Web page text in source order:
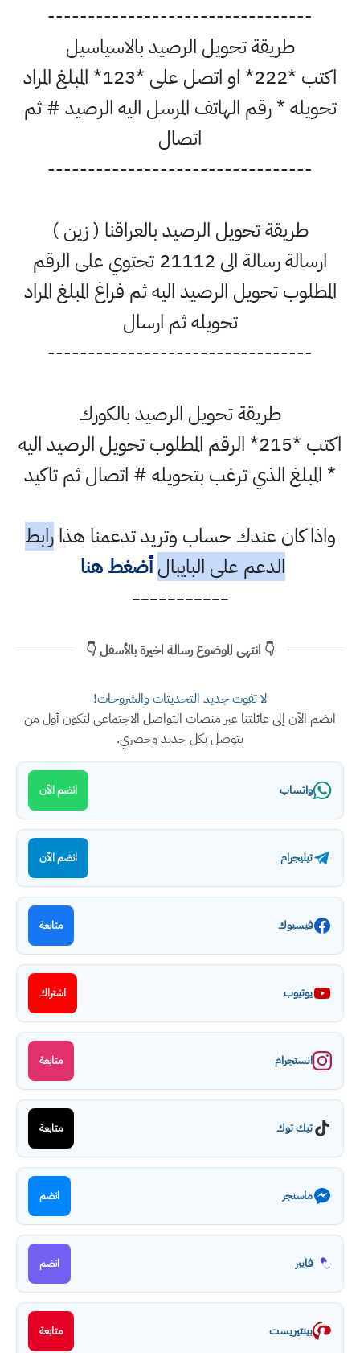
---------------------------------
طريقة تحويل الرصيد بالاسياسيل
اكتب *222* او اتصل على *123* المبلغ المراد
تحويله * رقم الهاتف المرسل اليه الرصيد # ثم
اتصال
---------------------------------
طريقة تحويل الرصيد بالعراقنا ( زين )
ارسالة رسالة الى 21112 تحتوي على الرقم
المطلوب تحويل الرصيد اليه ثم فراغ المبلغ المراد
تحويله ثم ارسال
---------------------------------
طريقة تحويل الرصيد بالكورك
اكتب *215* الرقم المطلوب تحويل الرصيد اليه
* المبلغ الذي ترغب بتحويله # اتصال ثم تاكيد
واذا كان عندك حساب وتريد تدعمنا هذارابط
الدعم على البايبال أضغط هنا
===========
👇 انتهى الموضوع رسالة اخيرة بالأسفل 👇
لا تفوت جديد التحديثات والشروحات!
انضم الآن إلى عائلتنا عبر منصات التواصل الاجتماعي لتكون أول من
يتوصل بكل جديد وحصري.
واتساب انضم الآن
تيليجرام انضم الآن
فيسبوك متابعة
يوتيوب اشتراك
انستجرام متابعة
تيك توك متابعة
ماسنجر انضم
فايبر انضم
بينتيريست متابعة